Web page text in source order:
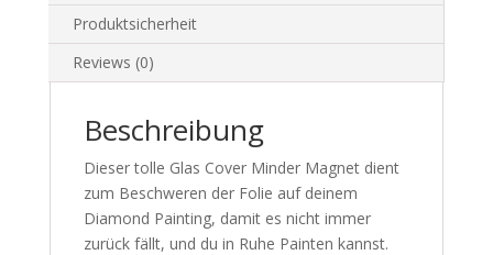
Produktsicherheit
Reviews (0)
Beschreibung
Dieser tolle Glas Cover Minder Magnet dient
zum Beschweren der Folie auf deinem
Diamond Painting, damit es nicht immer
zurück fällt, und du in Ruhe Painten kannst.